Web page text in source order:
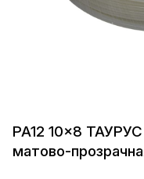
PA12 10x8
матово-